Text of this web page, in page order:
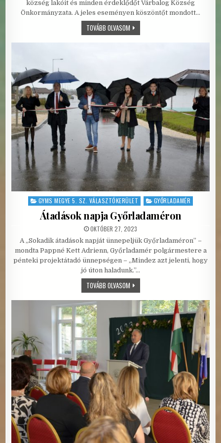
község lakóit és minden érdeklődőt Várbalog Község
Önkormányzata. A jeles eseményen köszöntőt mondott…
TOVÁBB OLVASOMRIBA LAJOS KÖZÖSSÉGI SZÍNTÉR
Posted in
GYMS MEGYE 5. SZ. VÁLASZTÓKERÜLET GYŐRLADAMÉR
Átadások napja Győrladaméron
PUBLISHED DATE:
OKTÓBER 27, 2023
A „Sokadik átadások napját ünnepeljük Győrladaméron” –
mondta Pappné Kett Adrienn, Győrladamér polgármestere a
pénteki projektátadó ünnepségen – „Mindez azt jelenti, hogy
jó úton haladunk.”…
TOVÁBB OLVASOMÁTADÁSOK NAPJA GYŐRLADAMÉRON